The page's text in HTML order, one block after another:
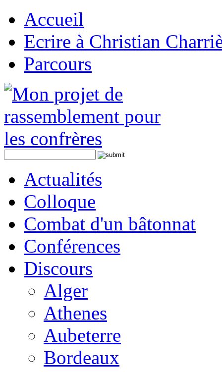
Accueil
Ecrire à Christian
Parcours
Actualités
Colloque
Combat d'un bâtonnat
Conférences
Discours
Alger
Athenes
Aubeterre
Bordeaux